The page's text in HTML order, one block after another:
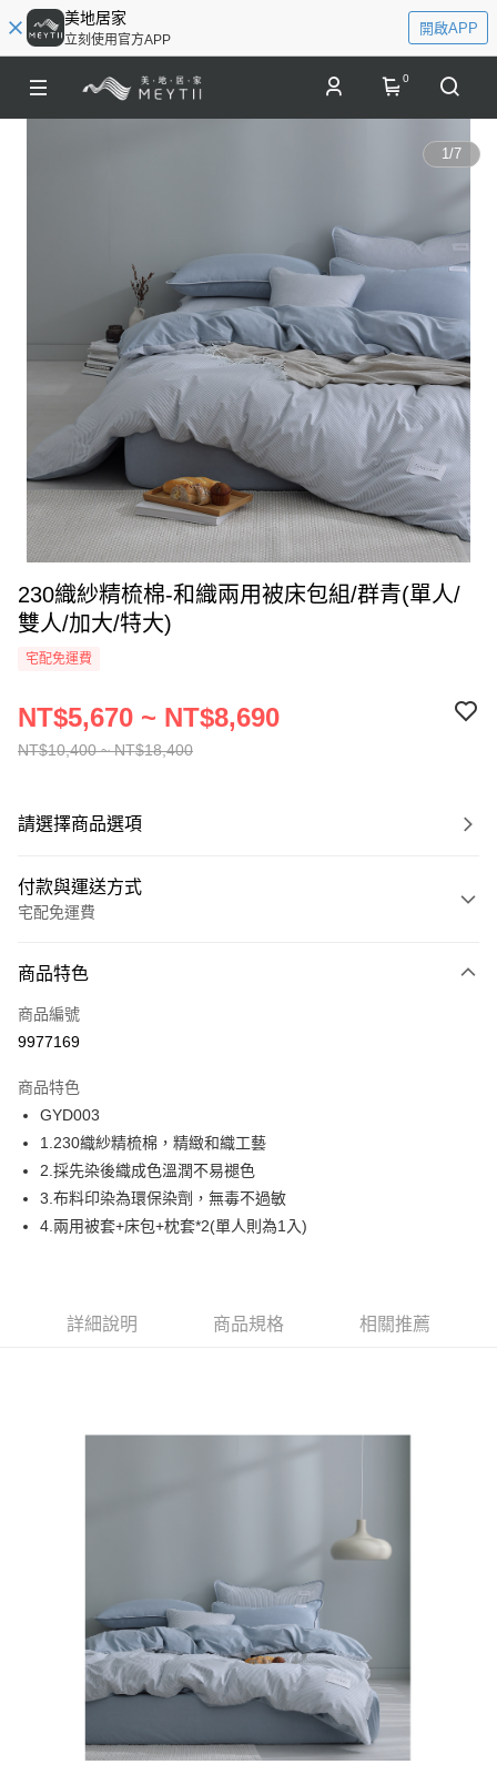
美地居家
立刻使用官方APP
開啟APP
0
1/7
230織紗精梳棉-和織兩用被床包組/群青(單人/
雙人/加大/特大)
宅配免運費
NT$10,400 ~ NT$18,400
NT$5,670 ~ NT$8,690
請選擇商品選項
付款與運送方式
宅配免運費
信用卡一次付款
信用卡分期付款
合作金庫商業銀行
華南商業銀行
上海商業儲蓄銀行
國泰世華商業銀行
臺灣中小企業銀行
台中商業銀行
匯豐（台灣）商業銀行
華泰商業銀行
聯邦商業銀行
遠東國際商業銀行
台灣樂天信用卡公司
Apple Pay
街口支付
ATM付款
商品特色
商品編號
9977169
商品特色
GYD003
1.230織紗精梳棉，精緻和織工藝
2.採先染後織成色溫潤不易褪色
3.布料印染為環保染劑，無毒不過敏
4.兩用被套+床包+枕套*2(單人則為1入)
詳細說明 商品規格 相關推薦